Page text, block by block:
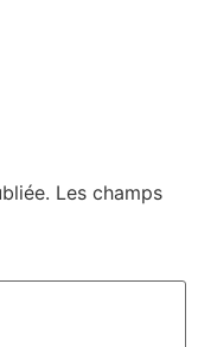
Les champs